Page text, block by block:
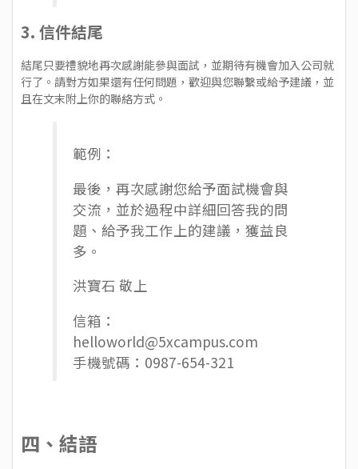
3. 信件結尾
結尾只要禮貌地再次感謝能參與面試，並期待有機會加入公司就
行了。請對方如果還有任何問題，歡迎與您聯繫或給予建議，並
且在文末附上你的聯絡方式。
範例：
最後，再次感謝您給予面試機會與
交流，並於過程中詳細回答我的問
題、給予我工作上的建議，獲益良
多。
洪寶石 敬上
信箱：
helloworld@5xcampus.com
手機號碼：0987-654-321
四、結語